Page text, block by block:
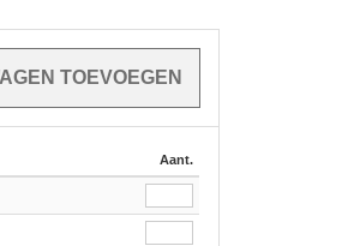
Aant.